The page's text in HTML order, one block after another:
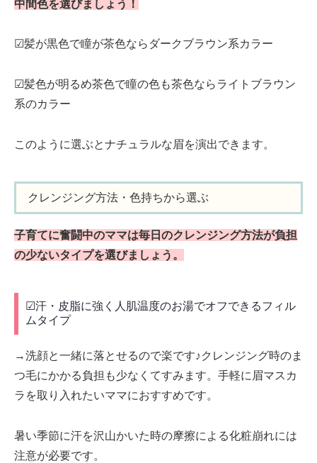
中間色を選びましょう！
☑髪が黒色で瞳が茶色ならダークブラウン系カラー
☑髪色が明るめ茶色で瞳の色も茶色ならライトブラウン
系のカラー
このように選ぶとナチュラルな眉を演出できます。
クレンジング方法・色持ちから選ぶ
子育てに奮闘中のママは毎日のクレンジング方法が負担
の少ないタイプを選びましょう。
☑汗・皮脂に強く人肌温度のお湯でオフできるフィル
ムタイプ
→洗顔と一緒に落とせるので楽です♪クレンジング時のま
つ毛にかかる負担も少なくてすみます。手軽に眉マスカ
ラを取り入れたいママにおすすめです。
暑い季節に汗を沢山かいた時の摩擦による化粧崩れには
注意が必要です。